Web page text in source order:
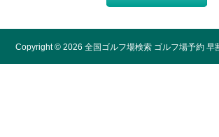
Copyright © 2026 全国ゴルフ場検索 ゴルフ場予約 早